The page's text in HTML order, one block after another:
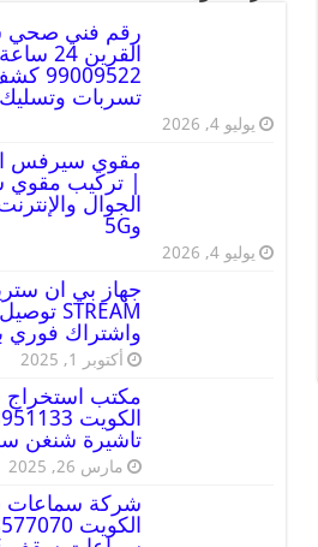
رقم فني صحي
القرين 24
تسربات
يوليو 4, 2026
مقوي سيرفس
| تركيب مقوي
و5G
يوليو 4, 2026
STREAM توصيل
واشتراك فوري
أكتوبر 1, 2025
مكتب استخراج
الكويت
تاشيرة شنغن
مارس 26, 2025
شركة
الكويت